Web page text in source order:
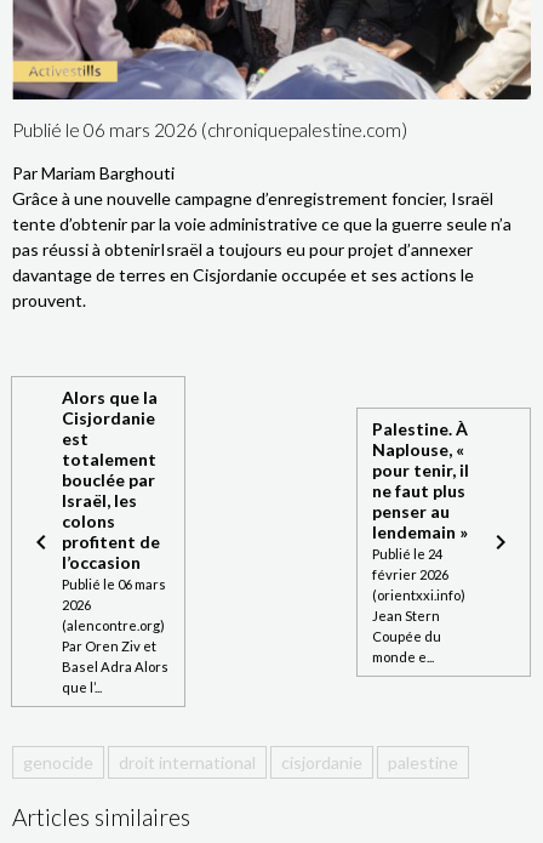
Publié le 06 mars 2026 (chroniquepalestine.com)
Par Mariam Barghouti
Grâce à une nouvelle campagne d’enregistrement foncier, Israël
tente d’obtenir par la voie administrative ce que la guerre seule n’a
pas réussi à obtenirIsraël a toujours eu pour projet d’annexer
davantage de terres en Cisjordanie occupée et ses actions le
prouvent.
Alors que la
Cisjordanie
est
totalement
bouclée par
Israël, les
colons
profitent de
l’occasion
Publié le 06 mars
2026
(alencontre.org)
Par Oren Ziv et
Basel Adra Alors
que l’...
Palestine. À
Naplouse, «
pour tenir, il
ne faut plus
penser au
lendemain »
Publié le 24
février 2026
(orientxxi.info)
Jean Stern
Coupée du
monde e...
genocide droit international cisjordanie palestine
Articles similaires